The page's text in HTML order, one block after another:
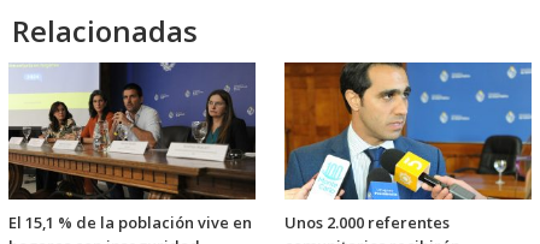
Relacionadas
El 15,1 % de la población vive en
Unos 2.000 referentes